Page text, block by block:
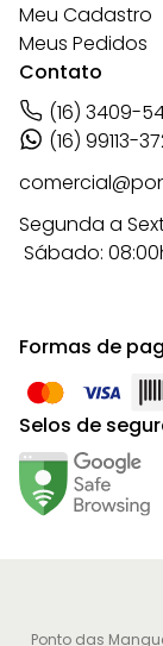
Meu Cadastro
Meus Pedidos
Contato
(16) 3409-
(16) 99113-
Segunda a
Sábado:
Formas de
Selos de
Ponto das